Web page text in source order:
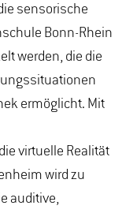
sensorische
Bonn-Rhein
werden, die die
ermöglicht. Mit
virtuelle Realität
wird zu
auditive,